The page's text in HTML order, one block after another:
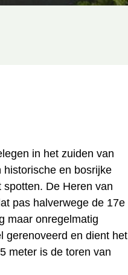
in het zuiden van
en bosrijke
De Heren van
pas halverwege de 17e
maar onregelmatig
gerenoveerd en dient het
meter is de toren van